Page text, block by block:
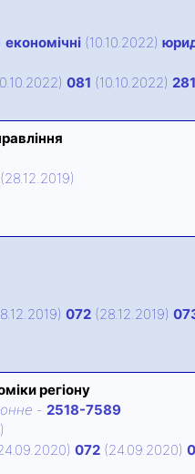
економічні (10.10.2022)
081 (10.10.2022) 281
(28.12.2019)
072 (28.12.2019)
регіону
- 2518-7589
072 (24.09.2020)